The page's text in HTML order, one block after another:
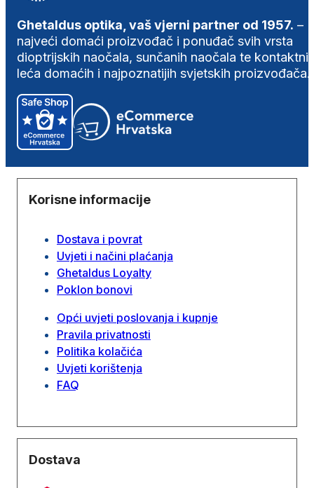
Ghetaldus optika, vaš vjerni partner od 1957. –
najveći domaći proizvođač i ponuđač svih vrsta
dioptrijskih naočala, sunčanih naočala te
leća domaćih i najpoznatijih svjetskih proizvođača.
Korisne informacije
Dostava i povrat
Uvjeti i načini plaćanja
Ghetaldus Loyalty
Poklon bonovi
Opći uvjeti poslovanja i kupnje
Pravila privatnosti
Politika kolačića
Uvjeti korištenja
FAQ
Dostava